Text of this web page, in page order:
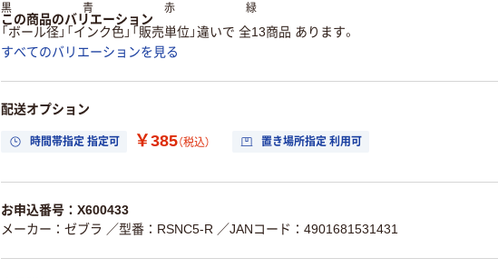
黒 青 赤 緑
この商品のバリエーション
「ボール径」「インク色」「販売単位」違いで 全13商品 あります。
すべてのバリエーションを見る
配送オプション
時間帯指定 指定可 ￥385（税込） 置き場所指定 利用可
お申込番号：X600433
メーカー：ゼブラ ／型番：RSNC5-R ／JANコード：4901681531431